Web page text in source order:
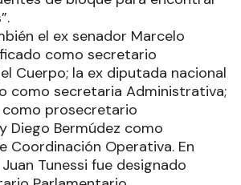
el ex senador Marcelo
como secretario
Cuerpo; la ex diputada nacional
como secretaria Administrativa;
como prosecretario
Diego Bermúdez como
Coordinación Operativa. En
Tunessi fue designado